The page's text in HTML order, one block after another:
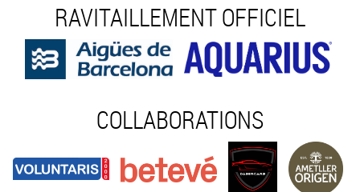
RAVITAILLEMENT OFFICIEL
COLLABORATIONS